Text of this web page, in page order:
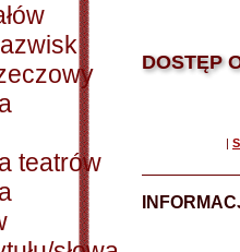
teatrów
DOSTĘP
|